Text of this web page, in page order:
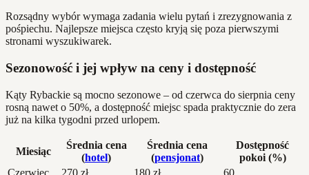
Rozsądny wybór wymaga zadania wielu pytań i zrezygnowania z
pośpiechu. Najlepsze miejsca często kryją się poza pierwszymi
stronami wyszukiwarek.
Sezonowość i jej wpływ na ceny i dostępność
Kąty Rybackie są mocno sezonowe – od czerwca do sierpnia ceny
rosną nawet o 50%, a dostępność miejsc spada praktycznie do zera
już na kilka tygodni przed urlopem.
Miesiąc
Średnia cena
(hotel)
Średnia cena
(pensjonat)
Dostępność
pokoi (%)
Czerwiec
270 zł 180 zł
60